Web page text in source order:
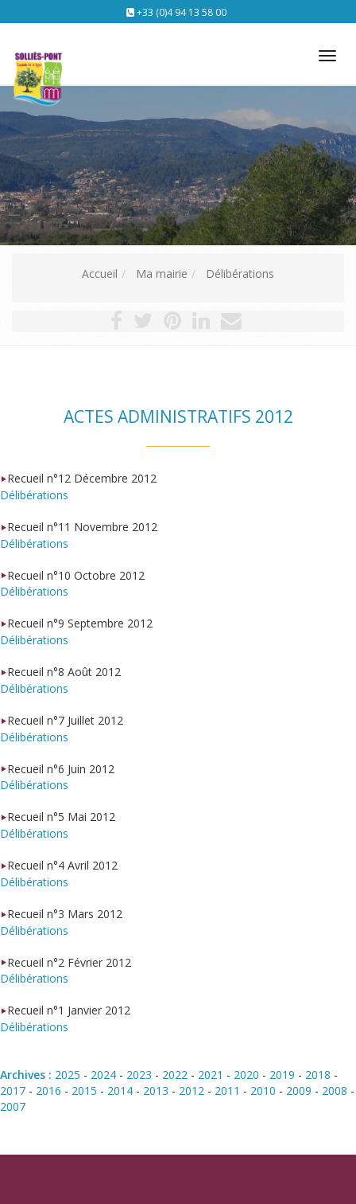
+33 (0)4 94 13 58 00
Accueil Ma mairie Délibérations
ACTES ADMINISTRATIFS 2012
Recueil n°12 Décembre 2012
Délibérations
Recueil n°11 Novembre 2012
Délibérations
Recueil n°10 Octobre 2012
Délibérations
Recueil n°9 Septembre 2012
Délibérations
Recueil n°8 Août 2012
Délibérations
Recueil n°7 Juillet 2012
Délibérations
Recueil n°6 Juin 2012
Délibérations
Recueil n°5 Mai 2012
Délibérations
Recueil n°4 Avril 2012
Délibérations
Recueil n°3 Mars 2012
Délibérations
Recueil n°2 Février 2012
Délibérations
Recueil n°1 Janvier 2012
Délibérations
Archives : 2025 - 2024 - 2023 - 2022 - 2021 - 2020 - 2019 - 2018 -
2017 - 2016 - 2015 - 2014 - 2013 - 2012 - 2011 - 2010 - 2009 - 2008 -
2007